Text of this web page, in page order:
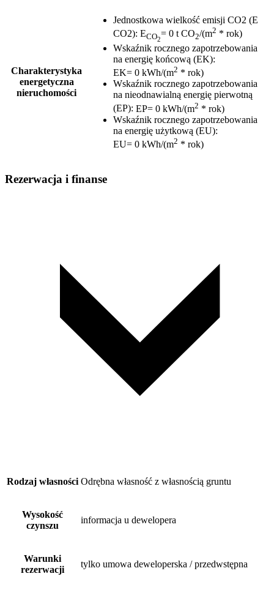
Charakterystyka
energetyczna
nieruchomości
Jednostkowa wielkość emisji CO2 (E
CO2): ECO2
= 0 t CO2/(m2 * rok)
Wskaźnik rocznego zapotrzebowania
na energię końcową (EK):
EK= 0 kWh/(m2 * rok)
Wskaźnik rocznego zapotrzebowania
na nieodnawialną energię pierwotną
(EP): EP= 0 kWh/(m2 * rok)
Wskaźnik rocznego zapotrzebowania
na energię użytkową (EU):
EU= 0 kWh/(m2 * rok)
Rezerwacja i finanse
Rodzaj własności Odrębna własność z własnością gruntu
Wysokość
czynszu
informacja u dewelopera
Warunki
rezerwacji
tylko umowa deweloperska / przedwstępna